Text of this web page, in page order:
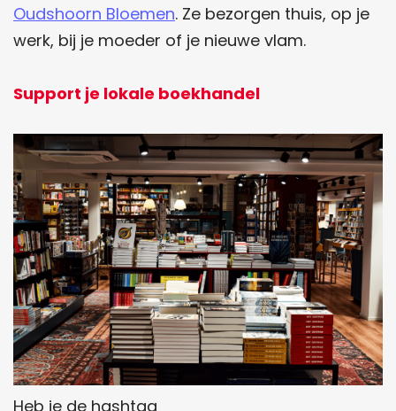
Oudshoorn Bloemen. Ze bezorgen thuis, op je
werk, bij je moeder of je nieuwe vlam.
Support je lokale boekhandel
Heb je de hashtag